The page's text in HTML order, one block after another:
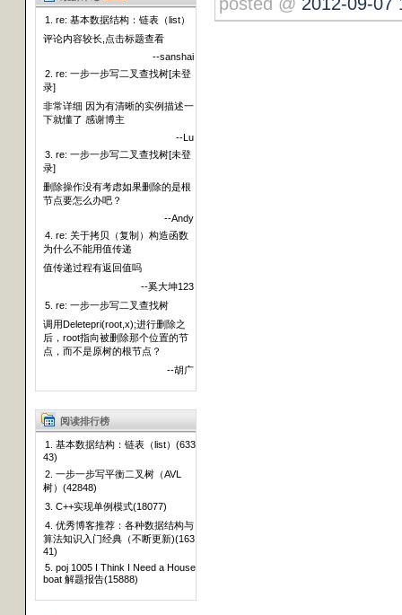
1. re: 基本数据结构：链表（list）
评论内容较长,点击标题查看
--sanshai
2. re: 一步一步写二叉查找树[未登
录]
非常详细 因为有清晰的实例描述一
下就懂了 感谢博主
--Lu
3. re: 一步一步写二叉查找树[未登
录]
删除操作没有考虑如果删除的是根
节点要怎么办吧？
--Andy
4. re: 关于拷贝（复制）构造函数
为什么不能用值传递
值传递过程有返回值吗
--奚大坤123
5. re: 一步一步写二叉查找树
调用Deletepri(root,x);进行删除之
后，root指向被删除那个位置的节
点，而不是原树的根节点？
--胡广
阅读排行榜
1. 基本数据结构：链表（list）(633
43)
2. 一步一步写平衡二叉树（AVL
树）(42848)
3. C++实现单例模式(18077)
4. 优秀博客推荐：各种数据结构与
算法知识入门经典（不断更新)(163
41)
5. poj 1005 I Think I Need a House
boat 解题报告(15888)